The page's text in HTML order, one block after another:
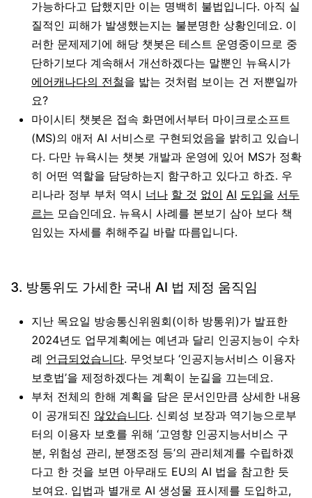
가능하다고 답했지만 이는 명백히 불법입니다. 아직 실
질적인 피해가 발생했는지는 불분명한 상황인데요. 이
러한 문제제기에 해당 챗봇은 테스트 운영중이므로 중
단하기보다 계속해서 개선하겠다는 말뿐인 뉴욕시가
에어캐나다의 전철을 밟는 것처럼 보이는 건 저뿐일까
요?
마이시티 챗봇은 접속 화면에서부터 마이크로소프트
(MS)의 애저 AI 서비스로 구현되었음을 밝히고 있습니
다. 다만 뉴욕시는 챗봇 개발과 운영에 있어 MS가 정확
히 어떤 역할을 담당하는지 함구하고 있다고 하죠. 우
리나라 정부 부처 역시 너나 할 것 없이 AI 도입을 서두
르는 모습인데요. 뉴욕시 사례를 본보기 삼아 보다 책
임있는 자세를 취해주길 바랄 따름입니다.
3. 방통위도 가세한 국내 AI 법 제정 움직임
지난 목요일 방송통신위원회(이하 방통위)가 발표한
2024년도 업무계획에는 예년과 달리 인공지능이 수차
례 언급되었습니다. 무엇보다 ‘인공지능서비스 이용자
보호법’을 제정하겠다는 계획이 눈길을 끄는데요.
부처 전체의 한해 계획을 담은 문서인만큼 상세한 내용
이 공개되진 않았습니다. 신뢰성 보장과 역기능으로부
터의 이용자 보호를 위해 ‘고영향 인공지능서비스 구
분, 위험성 관리, 분쟁조정 등’의 관리체계를 수립하겠
다고 한 것을 보면 아무래도 EU의 AI 법을 참고한 듯
보여요. 입법과 별개로 AI 생성물 표시제를 도입하고,